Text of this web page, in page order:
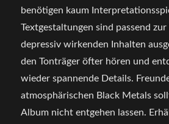
benötigen kaum
Textgestaltungen sind passend
depressiv wirkenden Inhalten
den Tonträger öfter hören und
wieder spannende Details.
atmosphärischen Black Metals
Album nicht entgehen lassen.